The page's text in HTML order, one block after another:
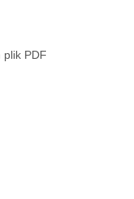
plik PDF